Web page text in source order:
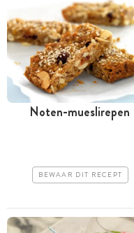
Noten-mueslirepen
BEWAAR DIT RECEPT